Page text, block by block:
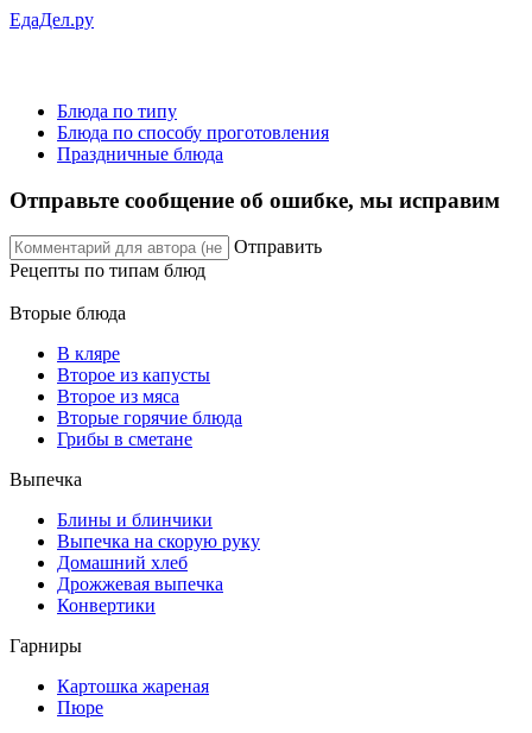
ЕдаДел.ру
Блюда по типу
Блюда по способу проготовления
Праздничные блюда
Отправьте сообщение об ошибке, мы исправим
Отправить
Рецепты по типам блюд
Вторые блюда
В кляре
Второе из капусты
Второе из мяса
Вторые горячие блюда
Грибы в сметане
Выпечка
Блины и блинчики
Выпечка на скорую руку
Домашний хлеб
Дрожжевая выпечка
Конвертики
Гарниры
Картошка жареная
Пюре